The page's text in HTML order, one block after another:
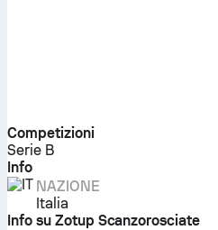
Competizioni
Serie B
Info
NAZIONE
Italia
Info su Zotup Scanzorosciate